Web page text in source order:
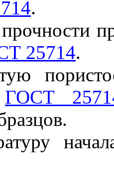
.
25714.
ГОСТ